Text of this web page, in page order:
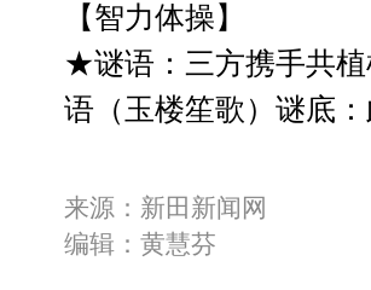
【智力体操】
★谜语：三方携手共
语（玉楼笙歌）谜底
来源：新田新闻网
编辑：黄慧芬